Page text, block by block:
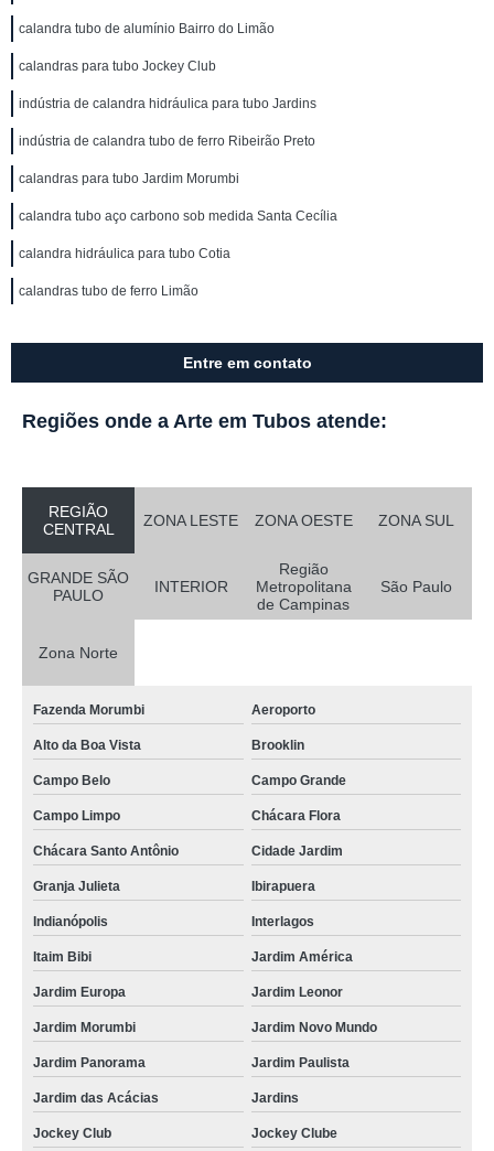
calandra tubo de alumínio Bairro do Limão
calandras para tubo Jockey Club
indústria de calandra hidráulica para tubo Jardins
indústria de calandra tubo de ferro Ribeirão Preto
calandras para tubo Jardim Morumbi
calandra tubo aço carbono sob medida Santa Cecília
calandra hidráulica para tubo Cotia
calandras tubo de ferro Limão
Entre em contato
Regiões onde a Arte em Tubos atende:
REGIÃO
CENTRAL
ZONA LESTE ZONA OESTE ZONA SUL
GRANDE SÃO
PAULO
INTERIOR
Região
Metropolitana
de Campinas
São Paulo
Zona Norte
Fazenda Morumbi Aeroporto
Alto da Boa Vista Brooklin
Campo Belo Campo Grande
Campo Limpo Chácara Flora
Chácara Santo Antônio Cidade Jardim
Granja Julieta Ibirapuera
Indianópolis Interlagos
Itaim Bibi Jardim América
Jardim Europa Jardim Leonor
Jardim Morumbi Jardim Novo Mundo
Jardim Panorama Jardim Paulista
Jardim das Acácias Jardins
Jockey Club Jockey Clube